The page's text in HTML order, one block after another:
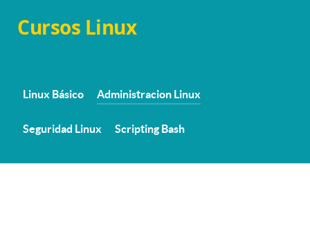
Cursos Linux
Linux Básico Administracion Linux
Seguridad Linux Scripting Bash